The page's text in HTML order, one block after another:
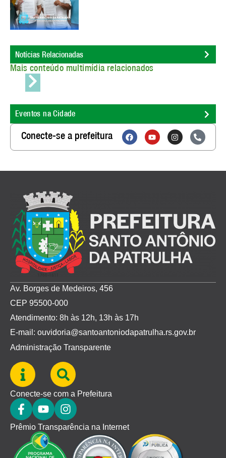
Notícias Relacionadas
Mais conteúdo multimídia relacionados
Eventos na Cidade
Conecte-se a prefeitura
Av. Borges de Medeiros, 456
CEP 95500-000
Atendimento: 8h às 12h, 13h às 17h
E-mail: ouvidoria@santoantoniodapatrulha.rs.gov.br
Administração Transparente
Conecte-se com a Prefeitura
Prêmio Transparência na Internet